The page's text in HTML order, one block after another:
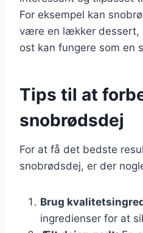
For eksempel kan
være en lækker dessert,
ost kan fungere som en
Tips til at
snobrødsdej
For at få det bedste
snobrødsdej, er der
Brug
ingredienser for at